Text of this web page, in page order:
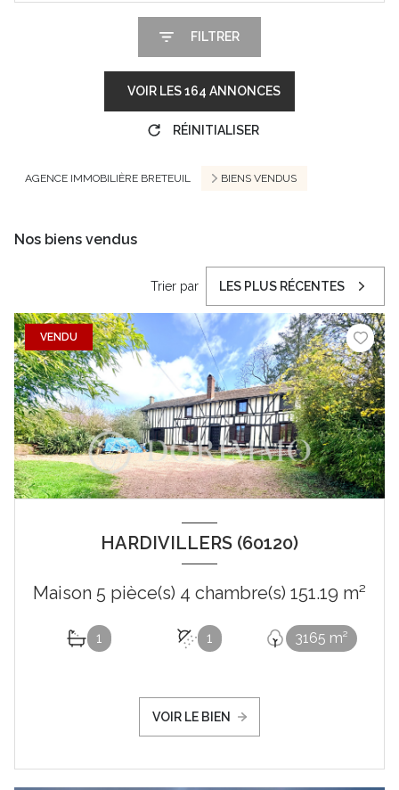
FILTRER
VOIR LES164 ANNONCES
RÉINITIALISER
AGENCE IMMOBILIÈRE BRETEUIL BIENS VENDUS
Nos biens vendus
Trier par LES PLUS RÉCENTES
VENDU
HARDIVILLERS (60120)
Maison 5 pièce(s) 4 chambre(s) 151.19 m²
1 1 3165 m²
VOIR LE BIEN